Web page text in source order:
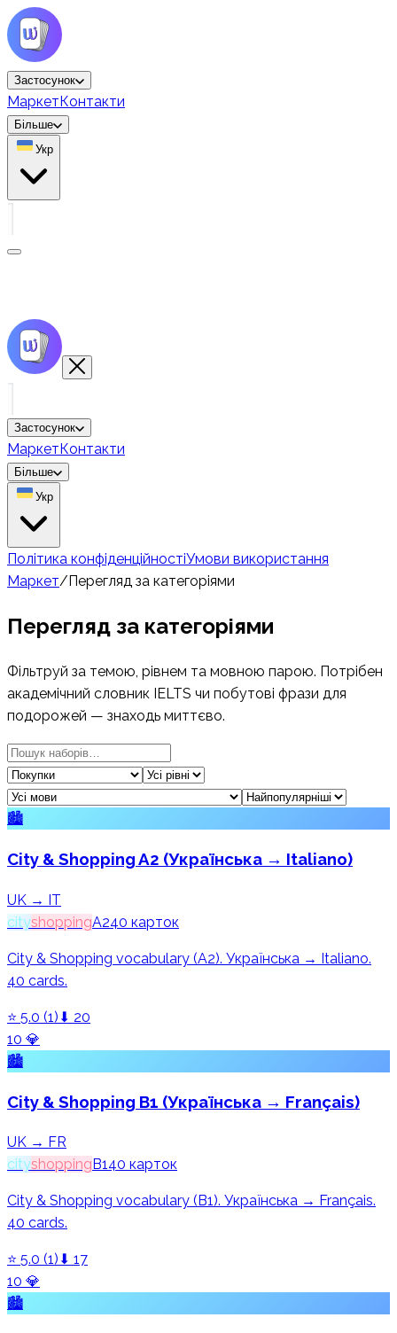
Застосунок
МаркетКонтакти
Більше
Укр
Застосунок
МаркетКонтакти
Більше
Укр
Політика конфіденційностіУмови використання
Маркет/Перегляд за категоріями
Перегляд за категоріями
Фільтруй за темою, рівнем та мовною парою. Потрібен
академічний словник IELTS чи побутові фрази для
подорожей — знаходь миттєво.
🏙️
City & Shopping A2 (Українська → Italiano)
UK → IT
cityshoppingA240 карток
City & Shopping vocabulary (A2). Українська → Italiano.
40 cards.
⭐ 5.0 (1) ⬇ 20
10 💎
🏙️
City & Shopping B1 (Українська → Français)
UK → FR
cityshopping B140 карток
City & Shopping vocabulary (B1). Українська → Français.
40 cards.
⭐ 5.0 (1) ⬇ 17
10 💎
🏙️